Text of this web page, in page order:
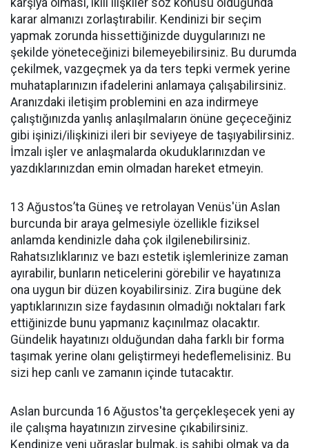
karar almanızı zorlaştırabilir. Kendinizi bir seçim
yapmak zorunda hissettiğinizde duygularınızı ne
şekilde yöneteceğinizi bilemeyebilirsiniz. Bu durumda
çekilmek, vazgeçmek ya da ters tepki vermek yerine
muhataplarınızın ifadelerini anlamaya çalışabilirsiniz.
Aranızdaki iletişim problemini en aza indirmeye
çalıştığınızda yanlış anlaşılmaların önüne geçeceğiniz
gibi işinizi/ilişkinizi ileri bir seviyeye de taşıyabilirsiniz.
İmzalı işler ve anlaşmalarda okuduklarınızdan ve
yazdıklarınızdan emin olmadan hareket etmeyin.
13 Ağustos’ta Güneş ve retrolayan Venüs'ün Aslan
burcunda bir araya gelmesiyle özellikle fiziksel
anlamda kendinizle daha çok ilgilenebilirsiniz.
Rahatsızlıklarınız ve bazı estetik işlemlerinize zaman
ayırabilir, bunların neticelerini görebilir ve hayatınıza
ona uygun bir düzen koyabilirsiniz. Zira bugüne dek
yaptıklarınızın size faydasının olmadığı noktaları fark
ettiğinizde bunu yapmanız kaçınılmaz olacaktır.
Gündelik hayatınızı olduğundan daha farklı bir forma
taşımak yerine olanı geliştirmeyi hedeflemelisiniz. Bu
sizi hep canlı ve zamanın içinde tutacaktır.
Aslan burcunda 16 Ağustos'ta gerçekleşecek yeni ay
ile çalışma hayatınızın zirvesine çıkabilirsiniz.
Kendinize yeni uğraşlar bulmak, iş sahibi olmak ya da